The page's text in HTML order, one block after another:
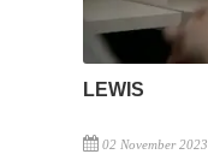
LEWIS
02 November 2023